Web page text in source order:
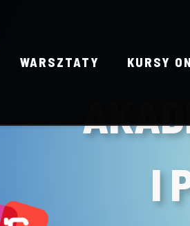
WARSZTATY KURSY
I